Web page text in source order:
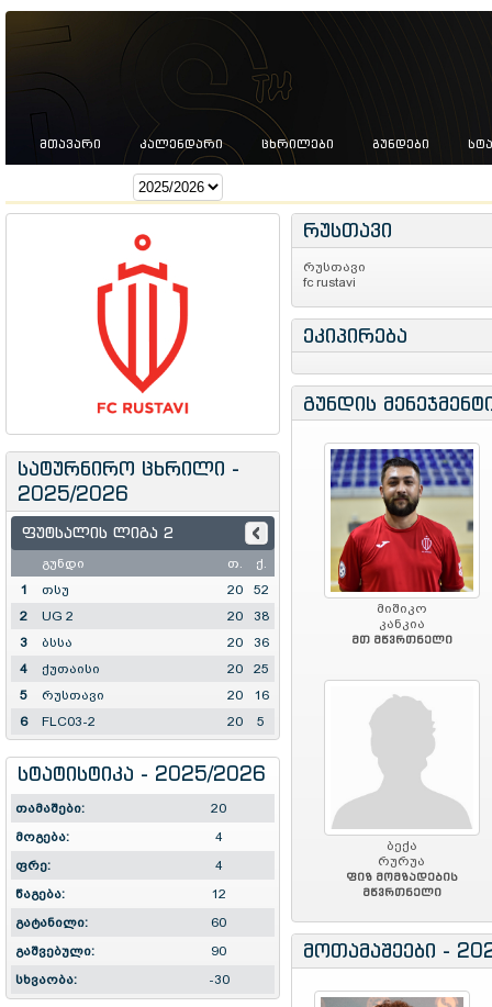
ᲛᲗᲐᲕᲐᲠᲘ ᲙᲐᲚᲔᲜᲓᲐᲠᲘ ᲪᲮᲠᲘᲚᲔᲑᲘ ᲒᲣᲜᲓᲔᲑᲘ
სატურნირო ცხრილი -
2025/2026
ფუტსალის ლიგა 2
გუნდი თ.
ქ.
1
თსუ 20
52
2
UG 2 20
38
3
ბსსა 20
36
4
ქუთაისი 20
25
5
რუსთავი 20
16
6
FLC03-2 20 5
სტატისტიკა - 2025/2026
თამაშები:
20
მოგება:
4
ფრე:
4
წაგება:
12
გატანილი:
60
გაშვებული:
90
სხვაობა:
-30
რუსთავი
რუსთავი
fc rustavi
ეკიპირება
გუნდის
მიშიკო
კანკია
მთ მწვრთნელი
ბექა
რურუა
ფიზ მომზადების
მწვრთნელი
მოთამაშეები -